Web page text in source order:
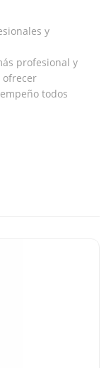
y
profesional y
ofrecer
todos